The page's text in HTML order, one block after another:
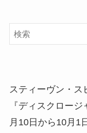
スティーヴン・ス
『ディスクロー
月10日から10月1